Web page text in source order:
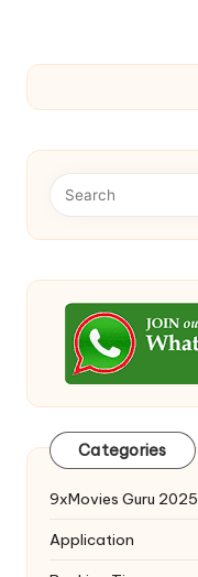
Categories
9xMovies Guru 2025
Application